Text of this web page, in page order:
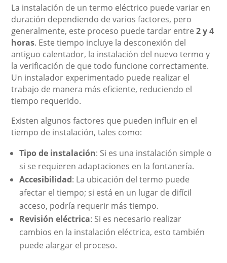
La instalación de un termo eléctrico puede variar en
duración dependiendo de varios factores, pero
generalmente, este proceso puede tardar entre2 y 4
horas. Este tiempo incluye la desconexión del
antiguo calentador, la instalación del nuevo termo y
la verificación de que todo funcione correctamente.
Un instalador experimentado puede realizar el
trabajo de manera más eficiente, reduciendo el
tiempo requerido.
Existen algunos factores que pueden influir en el
tiempo de instalación, tales como:
Tipo de instalación: Si es una instalación simple o
si se requieren adaptaciones en la fontanería.
Accesibilidad: La ubicación del termo puede
afectar el tiempo; si está en un lugar de difícil
acceso, podría requerir más tiempo.
Revisión eléctrica: Si es necesario realizar
cambios en la instalación eléctrica, esto también
puede alargar el proceso.